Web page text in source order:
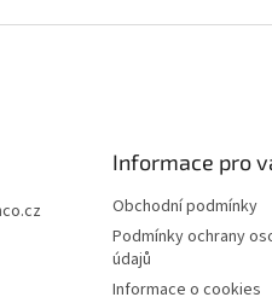
Informace pro
Obchodní podmínky
Podmínky ochrany
údajů
Informace o cookies